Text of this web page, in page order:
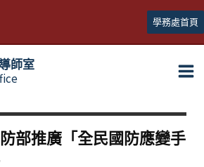
學務處首頁
師室
部推廣「全民國防應變手